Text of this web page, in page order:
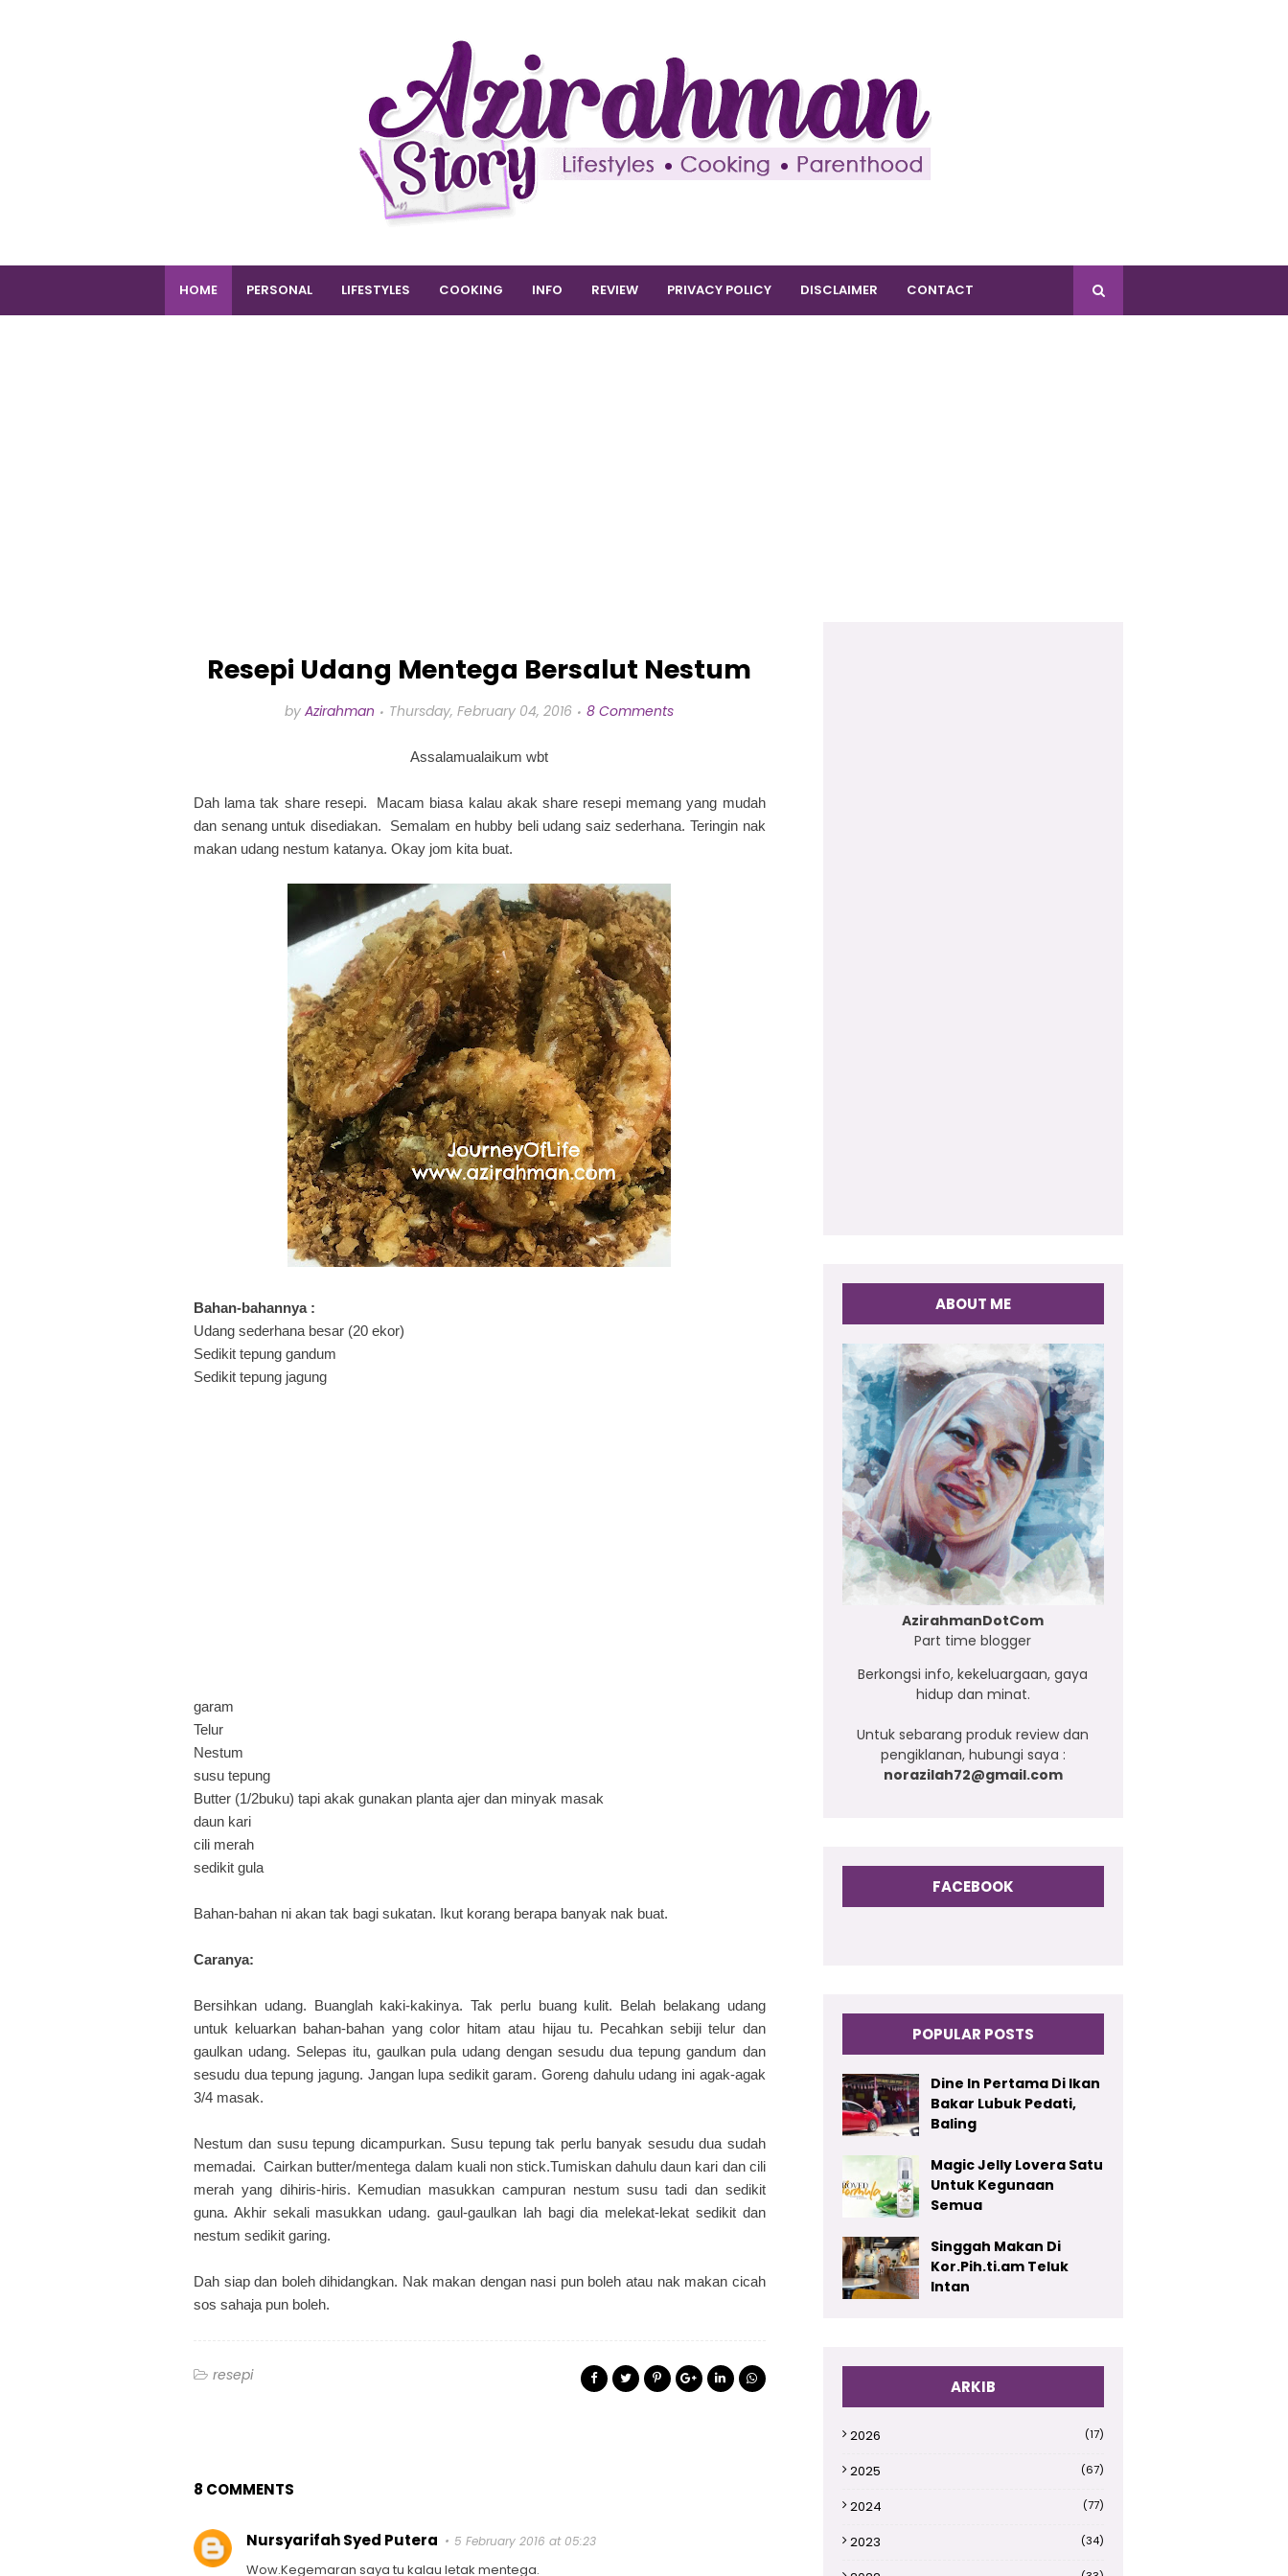
HOME PERSONAL LIFESTYLES COOKING INFO REVIEW PRIVACY POLICY DISCLAIMER CONTACT
Resepi Udang Mentega Bersalut Nestum
by Azirahman Thursday, February 04, 2016 8 Comments
Assalamualaikum wbt
Dah lama tak share resepi. Macam biasa kalau akak share resepi memang yang mudah
dan senang untuk disediakan. Semalam en hubby beli udang saiz sederhana. Teringin nak
makan udang nestum katanya. Okay jom kita buat.
Bahan-bahannya :
Udang sederhana besar (20 ekor)
Sedikit tepung gandum
Sedikit tepung jagung
garam
Telur
Nestum
susu tepung
Butter (1/2buku) tapi akak gunakan planta ajer dan minyak masak
daun kari
cili merah
sedikit gula
Bahan-bahan ni akan tak bagi sukatan. Ikut korang berapa banyak nak buat.
Caranya:
Bersihkan udang. Buanglah kaki-kakinya. Tak perlu buang kulit. Belah belakang udang
untuk keluarkan bahan-bahan yang color hitam atau hijau tu. Pecahkan sebiji telur dan
gaulkan udang. Selepas itu, gaulkan pula udang dengan sesudu dua tepung gandum dan
sesudu dua tepung jagung. Jangan lupa sedikit garam. Goreng dahulu udang ini agak-agak
3/4 masak.
Nestum dan susu tepung dicampurkan. Susu tepung tak perlu banyak sesudu dua sudah
memadai. Cairkan butter/mentega dalam kuali non stick.Tumiskan dahulu daun kari dan cili
merah yang dihiris-hiris. Kemudian masukkan campuran nestum susu tadi dan sedikit
guna. Akhir sekali masukkan udang. gaul-gaulkan lah bagi dia melekat-lekat sedikit dan
nestum sedikit garing.
Dah siap dan boleh dihidangkan. Nak makan dengan nasi pun boleh atau nak makan cicah
sos sahaja pun boleh.
resepi
8 COMMENTS
Nursyarifah Syed Putera 5 February 2016 at 05:23
Wow.Kegemaran saya tu kalau letak mentega.
ABOUT ME
AzirahmanDotCom
Part time blogger
Berkongsi info, kekeluargaan, gaya
hidup dan minat.
Untuk sebarang produk review dan
pengiklanan, hubungi saya :
norazilah72@gmail.com
FACEBOOK
POPULAR POSTS
Dine In Pertama Di Ikan
Bakar Lubuk Pedati,
Baling
Magic Jelly Lovera Satu
Untuk Kegunaan
Semua
Singgah Makan Di
Kor.Pih.ti.am Teluk
Intan
ARKIB
2026 (17)
2025 (67)
2024 (77)
2023 (34)